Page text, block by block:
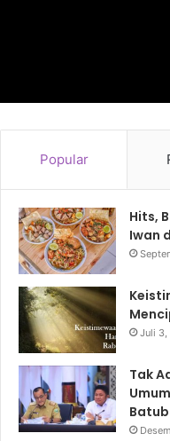
Popular
Hits,
Iwan
Juli 3,
Tak